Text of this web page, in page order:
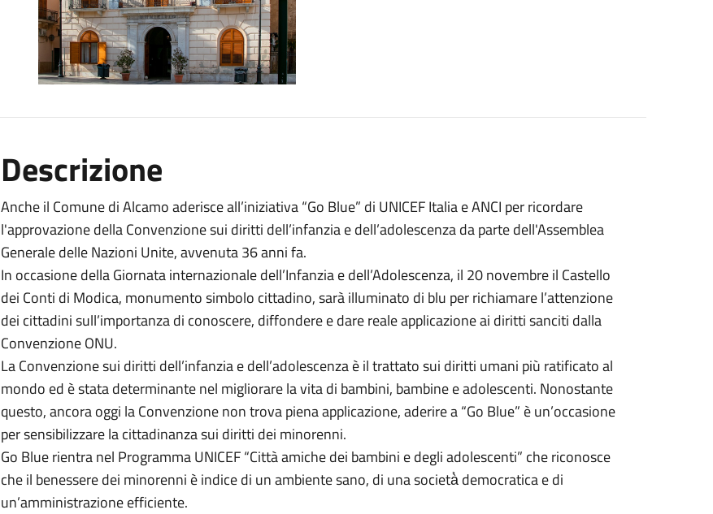
Descrizione
Anche il Comune di Alcamo aderisce all’iniziativa “Go Blue” di UNICEF Italia e ANCI per ricordare
l'approvazione della Convenzione sui diritti dell’infanzia e dell’adolescenza da parte dell'Assemblea
Generale delle Nazioni Unite, avvenuta 36 anni fa.
In occasione della Giornata internazionale dell’Infanzia e dell’Adolescenza, il 20 novembre il Castello
dei Conti di Modica, monumento simbolo cittadino, sarà illuminato di blu per richiamare l’attenzione
dei cittadini sull’importanza di conoscere, diffondere e dare reale applicazione ai diritti sanciti dalla
Convenzione ONU.
La Convenzione sui diritti dell’infanzia e dell’adolescenza è il trattato sui diritti umani più ratificato al
mondo ed è stata determinante nel migliorare la vita di bambini, bambine e adolescenti. Nonostante
questo, ancora oggi la Convenzione non trova piena applicazione, aderire a “Go Blue” è un’occasione
per sensibilizzare la cittadinanza sui diritti dei minorenni.
Go Blue rientra nel Programma UNICEF “Città amiche dei bambini e degli adolescenti” che riconosce
che il benessere dei minorenni è indice di un ambiente sano, di una società̀ democratica e di
un’amministrazione efficiente.